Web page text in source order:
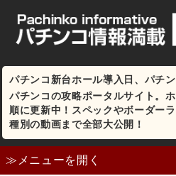
パチンコ新台ホール導入日、パチ
パチンコの攻略ポータルサイト。
順に更新中！スペックやボーダー
種別の動画まで全部大公開！
≫メニューを開く